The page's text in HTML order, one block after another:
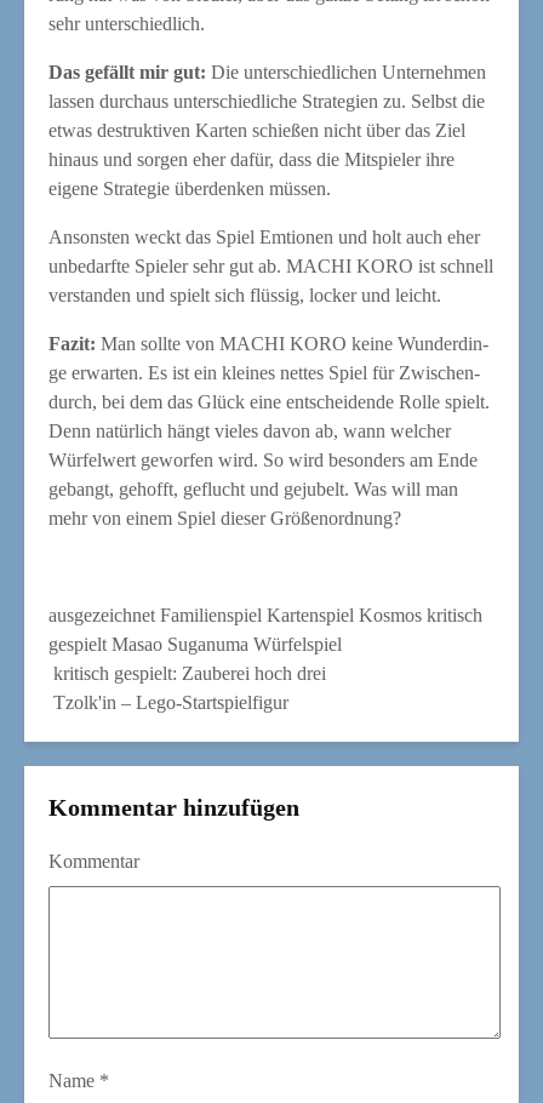
sehr unterschiedlich.
Das gefällt mir gut: Die unter­schied­li­chen Unter­neh­men
las­sen durch­aus unter­schied­li­che Stra­te­gien zu. Selbst die
etwas destruk­ti­ven Kar­ten schie­ßen nicht über das Ziel
hin­aus und sor­gen eher dafür, dass die Mit­spie­ler ihre
eige­ne Stra­te­gie über­den­ken müssen.
Ansons­ten weckt das Spiel Emtio­nen und holt auch eher
unbe­darf­te Spie­ler sehr gut ab. MACHI KORO ist schnell
ver­stan­den und spielt sich flüs­sig, locker und leicht.
Fazit: Man soll­te von MACHI KORO kei­ne Wun­der­din­
ge erwar­ten. Es ist ein klei­nes net­tes Spiel für Zwi­schen­
durch, bei dem das Glück eine ent­schei­den­de Rol­le spielt.
Denn natür­lich hängt vie­les davon ab, wann wel­cher
Wür­fel­wert gewor­fen wird. So wird beson­ders am Ende
gebangt, gehofft, geflucht und geju­belt. Was will man
mehr von einem Spiel die­ser Größenordnung?
ausgezeichnet Familienspiel Kartenspiel Kosmos kritisch
gespielt Masao Suganuma Würfelspiel
kritisch gespielt: Zauberei hoch drei
Tzolk'in – Lego-Startspielfigur
Kommentar hinzufügen
Kommentar
Name *